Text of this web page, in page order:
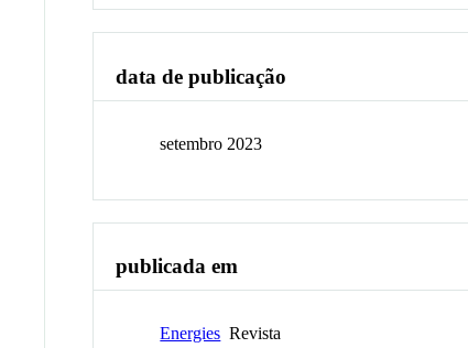
data de publicação
setembro 2023
publicada em
Energies Revista